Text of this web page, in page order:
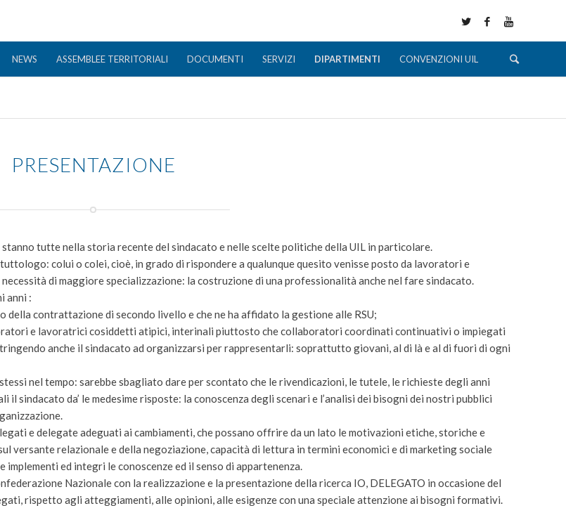
NEWS ASSEMBLEE TERRITORIALI DOCUMENTI SERVIZI DIPARTIMENTI CONVENZIONI UIL
PRESENTAZIONE
tutte nella storia recente del sindacato e nelle scelte politiche della UIL in particolare.
colui o colei, cioè, in grado di rispondere a qualunque quesito venisse posto da lavoratori e
di maggiore specializzazione: la costruzione di una professionalità anche nel fare sindacato.
anni :
della contrattazione di secondo livello e che ne ha affidato la gestione alle RSU;
e lavoratrici cosiddetti atipici, interinali piuttosto che collaboratori coordinati continuativi o impiegati
anche il sindacato ad organizzarsi per rappresentarli: soprattutto giovani, al di là e al di fuori di ogni
nel tempo: sarebbe sbagliato dare per scontato che le rivendicazioni, le tutele, le richieste degli anni
sindacato da’ le medesime risposte: la conoscenza degli scenari e l’analisi dei bisogni dei nostri pubblici
e delegate adeguati ai cambiamenti, che possano offrire da un lato le motivazioni etiche, storiche e
versante relazionale e della negoziazione, capacità di lettura in termini economici e di marketing sociale
ed integri le conoscenze ed il senso di appartenenza.
Nazionale con la realizzazione e la presentazione della ricerca IO, DELEGATO in occasione del
rispetto agli atteggiamenti, alle opinioni, alle esigenze con una speciale attenzione ai bisogni formativi.